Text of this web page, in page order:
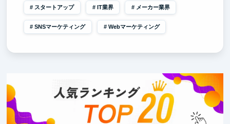
スタートアップ IT業界 メーカー業界
SNSマーケティング Webマーケティング